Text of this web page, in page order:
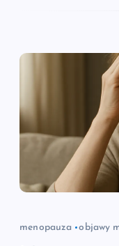
menopauza objawy